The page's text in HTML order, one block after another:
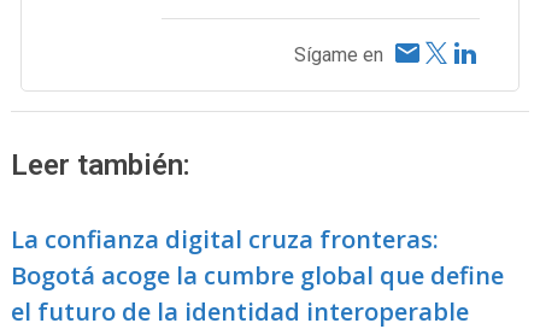
Sígame en
Leer también:
La confianza digital cruza fronteras:
Bogotá acoge la cumbre global que define
el futuro de la identidad interoperable